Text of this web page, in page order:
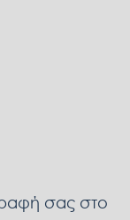
σας στο